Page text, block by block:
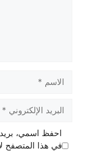
الاسم
البريد
الإلكتروني
احفظ اسمي،
في هذا المتصفح